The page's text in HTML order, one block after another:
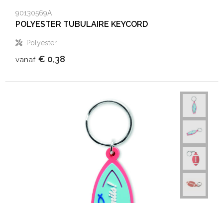
90130569A
POLYESTER TUBULAIRE KEYCORD
Polyester
vanaf € 0,38